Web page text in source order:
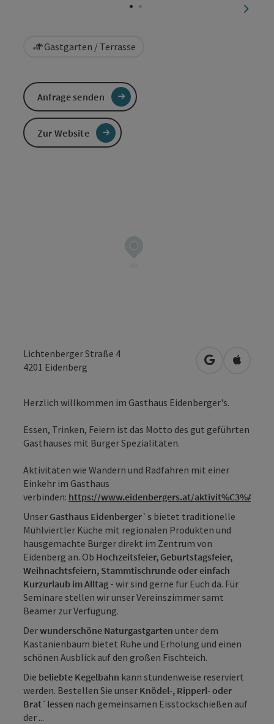
Gastgarten / Terrasse
Lichtenberger Straße 4
4201 Eidenberg in Google
in
Herzlich willkommen im Gasthaus Eidenberger's.
Essen, Trinken, Feiern ist das Motto des gut geführten
Gasthauses mit Burger Spezialitäten.
Aktivitäten wie Wandern und Radfahren mit einer
Einkehr im Gasthaus
verbinden: https://www.eidenbergers.at/aktivit%C3%A4ten
Unser Gasthaus Eidenberger`s bietet traditionelle
Mühlviertler Küche mit regionalen Produkten und
hausgemachte Burger direkt im Zentrum von
Eidenberg an. Ob Hochzeitsfeier, Geburtstagsfeier,
Weihnachtsfeiern, Stammtischrunde oder einfach
Kurzurlaub im Alltag - wir sind gerne für Euch da. Für
Seminare stellen wir unser Vereinszimmer samt
Beamer zur Verfügung.
Derwunderschöne Naturgastgarten unter dem
Kastanienbaum bietet Ruhe und Erholung und einen
schönen Ausblick auf den großen Fischteich.
Die beliebte Kegelbahn kann stundenweise reserviert
werden. Bestellen Sie unser Knödel-, Ripperl- oder
Brat`lessen nach gemeinsamen Eisstockschießen auf
der ...
Anfrage senden
Zur Website